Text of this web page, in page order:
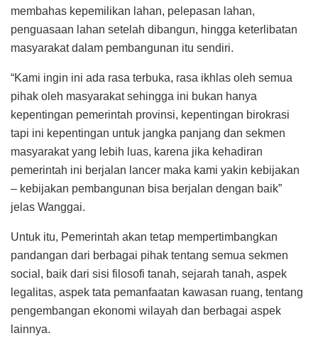
membahas kepemilikan lahan, pelepasan lahan,
penguasaan lahan setelah dibangun, hingga keterlibatan
masyarakat dalam pembangunan itu sendiri.
“Kami ingin ini ada rasa terbuka, rasa ikhlas oleh semua
pihak oleh masyarakat sehingga ini bukan hanya
kepentingan pemerintah provinsi, kepentingan birokrasi
tapi ini kepentingan untuk jangka panjang dan sekmen
masyarakat yang lebih luas, karena jika kehadiran
pemerintah ini berjalan lancer maka kami yakin kebijakan
– kebijakan pembangunan bisa berjalan dengan baik”
jelas Wanggai.
Untuk itu, Pemerintah akan tetap mempertimbangkan
pandangan dari berbagai pihak tentang semua sekmen
social, baik dari sisi filosofi tanah, sejarah tanah, aspek
legalitas, aspek tata pemanfaatan kawasan ruang, tentang
pengembangan ekonomi wilayah dan berbagai aspek
lainnya.